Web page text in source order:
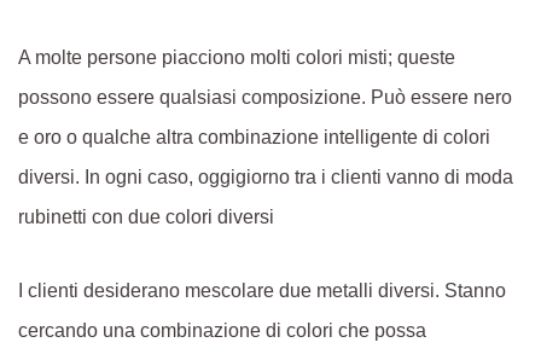
A molte persone piacciono molti colori misti; queste
possono essere qualsiasi composizione. Può essere nero
e oro o qualche altra combinazione intelligente di colori
diversi. In ogni caso, oggigiorno tra i clienti vanno di moda
rubinetti con due colori diversi
I clienti desiderano mescolare due metalli diversi. Stanno
cercando una combinazione di colori che possa